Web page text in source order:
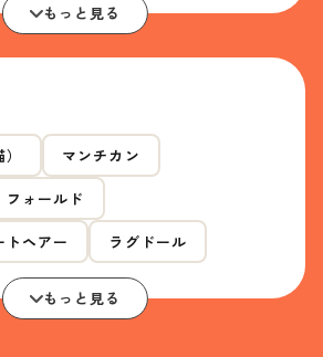
もっと見る
マンチカン
フォールド
トヘアー ラグドール
もっと見る